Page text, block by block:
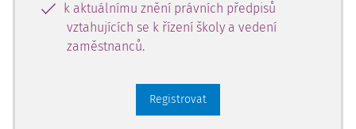
k aktuálnímu znění právních předpisů
vztahujících se k řízení školy a vedení
zaměstnanců.
Registrovat